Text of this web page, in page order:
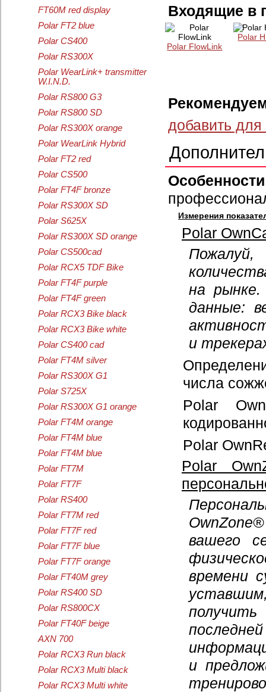
Входящие в
Polar FlowLink
Polar
добавить
Измерения
Polar
на
данные:
и
числа
Polar
Polar
Polar
вашего
времени
и
FT60M red display
Polar FT2 blue
Polar CS400
Polar RS300X
Polar WearLink+ transmitter
W.I.N.D.
Polar RS800 G3
Polar RS800 SD
Polar RS300X orange
Polar WearLink Hybrid
Polar FT2 red
Polar CS500
Polar FT4F bronze
Polar RS300X SD
Polar S625X
Polar RS300X SD orange
Polar CS500cad
Polar RCX5 TDF Bike
Polar FT4F purple
Polar FT4F green
Polar RCX3 Bike black
Polar RCX3 Bike white
Polar CS400 cad
Polar FT4M silver
Polar RS300X G1
Polar S725X
Polar RS300X G1 orange
Polar FT4M orange
Polar FT4M blue
Polar FT4M blue
Polar FT7M
Polar FT7F
Polar RS400
Polar FT7M red
Polar FT7F red
Polar FT7F blue
Polar FT7F orange
Polar FT40M grey
Polar RS400 SD
Polar RS800CX
Polar FT40F beige
AXN 700
Polar RCX3 Run black
Polar RCX3 Multi black
Polar RCX3 Multi white